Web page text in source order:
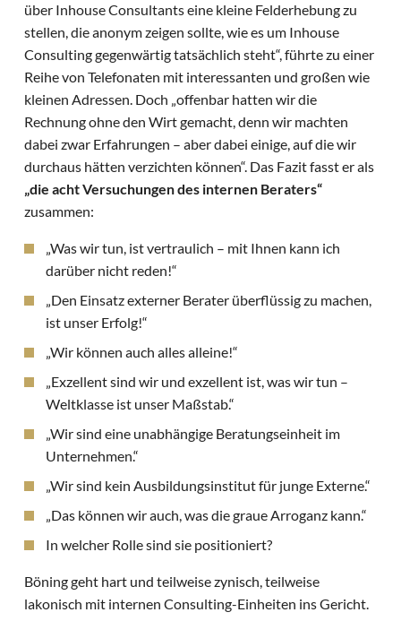
über Inhouse Consultants eine kleine Felderhebung zu
stellen, die anonym zeigen sollte, wie es um Inhouse
Consulting gegenwärtig tatsächlich steht“, führte zu einer
Reihe von Telefonaten mit interessanten und großen wie
kleinen Adressen. Doch „offenbar hatten wir die
Rechnung ohne den Wirt gemacht, denn wir machten
dabei zwar Erfahrungen – aber dabei einige, auf die wir
durchaus hätten verzichten können“. Das Fazit fasst er als
„die acht Versuchungen des internen Beraters“
zusammen:
„Was wir tun, ist vertraulich – mit Ihnen kann ich
darüber nicht reden!“
„Den Einsatz externer Berater überflüssig zu machen,
ist unser Erfolg!“
„Wir können auch alles alleine!“
„Exzellent sind wir und exzellent ist, was wir tun –
Weltklasse ist unser Maßstab.“
„Wir sind eine unabhängige Beratungseinheit im
Unternehmen.“
„Wir sind kein Ausbildungsinstitut für junge Externe.“
„Das können wir auch, was die graue Arroganz kann.“
In welcher Rolle sind sie positioniert?
Böning geht hart und teilweise zynisch, teilweise
lakonisch mit internen Consulting-Einheiten ins Gericht.